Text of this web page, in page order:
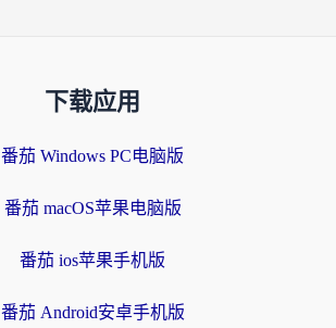
下载应用
番茄 Windows PC电脑版
番茄 macOS苹果电脑版
番茄 ios苹果手机版
番茄 Android安卓手机版